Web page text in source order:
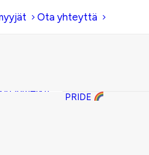
Ota yhteyttä
PRIDE